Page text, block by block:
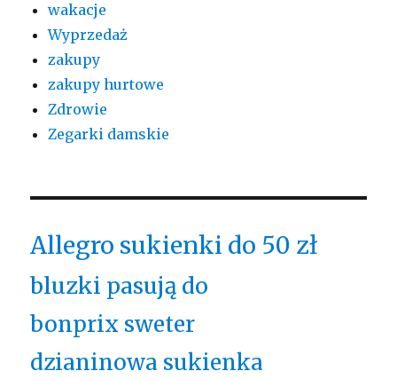
wakacje
Wyprzedaż
zakupy
zakupy hurtowe
Zdrowie
Zegarki damskie
Allegro sukienki do 50 zł
bluzki pasują do
bonprix sweter
dzianinowa sukienka